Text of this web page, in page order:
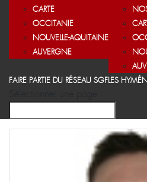
CARTE
OCCITANIE
NOUVELLE-AQUITAINE
AUVERGNE
FAIRE PARTIE DU RÉSEAU SGFLES